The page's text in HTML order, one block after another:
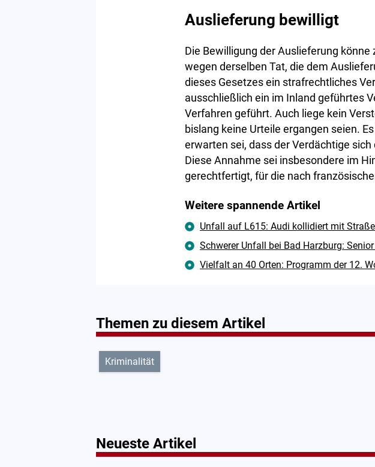
Auslieferung bewilligt
Die Bewilligung der Auslieferung
wegen derselben Tat, die dem
dieses Gesetzes ein strafrechtliches
ausschließlich ein im Inland geführtes
Verfahren geführt. Auch liege kein
bislang keine Urteile ergangen seien.
erwarten sei, dass der Verdächtige
Diese Annahme sei insbesondere im
gerechtfertigt, für die nach
Weitere spannende Artikel
Unfall auf L615: Audi kollidiert mit
Schwerer Unfall bei Bad Harzburg:
Vielfalt an 40 Orten: Programm der 12.
Themen zu diesem Artikel
Kriminalität
Neueste Artikel